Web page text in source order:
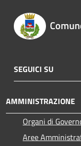
SEGUICI SU
AMMINISTRAZIONE
Organi di
Aree